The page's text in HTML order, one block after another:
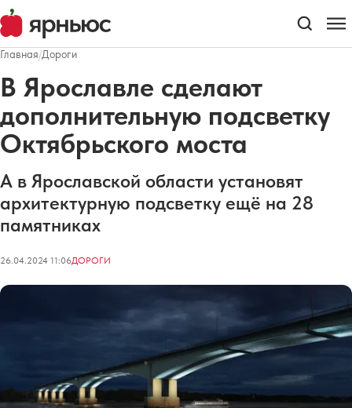
Главная/Дороги
В Ярославле сделают
дополнительную подсветку
Октябрьского моста
А в Ярославской области установят
архитектурную подсветку ещё на 28
памятниках
26.04.2024 11:06ДОРОГИ